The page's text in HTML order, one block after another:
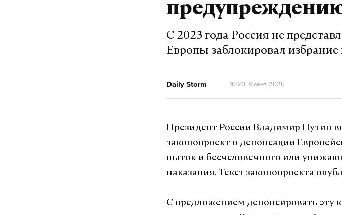
С 2023 года Россия не
Европы заблокировал
Daily Storm 10:20, 8 сент. 2025
Президент России Владимир Путин
законопроект о денонсации
пыток и бесчеловечного или
наказания. Текст законопроекта
С предложением денонсировать эту